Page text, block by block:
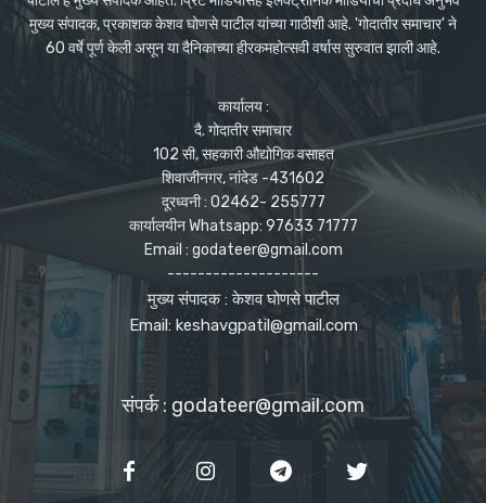
मुख्य संपादक, प्रकाशक केशव घोणसे पाटील यांच्या गाठीशी आहे. 'गोदातीर समाचार' ने
60 वर्षे पूर्ण केली असून या दैनिकाच्या हीरकमहोत्सवी वर्षास सुरुवात झाली आहे.
कार्यालय :
दै. गोदातीर समाचार
102 सी, सहकारी औद्योगिक वसाहत
शिवाजीनगर, नांदेड -431602
दूरध्वनी : 02462- 255777
कार्यालयीन Whatsapp: 97633 71777
Email : godateer@gmail.com
--------------------
मुख्य संपादक : केशव घोणसे पाटील
Email: keshavgpatil@gmail.com
संपर्क : godateer@gmail.com